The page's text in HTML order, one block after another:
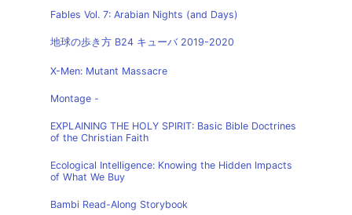
Fables Vol. 7: Arabian Nights (and Days)
地球の歩き方 B24 キューバ 2019-2020
X-Men: Mutant Massacre
Montage -
EXPLAINING THE HOLY SPIRIT: Basic Bible Doctrines
of the Christian Faith
Ecological Intelligence: Knowing the Hidden Impacts
of What We Buy
Bambi Read-Along Storybook